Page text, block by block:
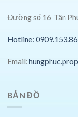
Đường số 16, Tân
Hotline:
Email:
BẢN ĐỒ